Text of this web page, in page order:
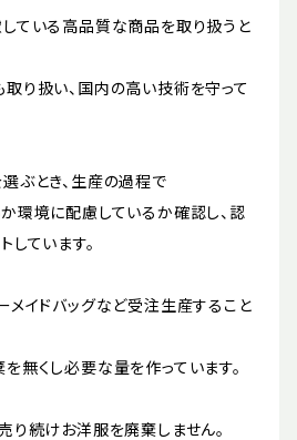
ている高品質な商品を取り扱うと
り扱い、国内の高い技術を守って
ぶとき、生産の過程で
環境に配慮しているか確認し、認
しています。
メイドバッグなど受注生産すること
無くし必要な量を作っています。
り続けお洋服を廃棄しません。